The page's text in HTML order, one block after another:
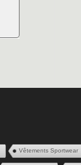
Vêtements Sportwear